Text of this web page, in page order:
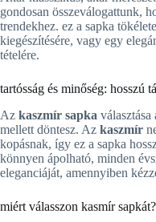
gondosan összeválogattunk,
trendekhez. ez a sapka
kiegészítésére, vagy egy
tételére.
tartósság és minőség: hosszú
Az kaszmír sapka
mellett döntesz. Az kaszmír
kopásnak, így ez a sapka
könnyen ápolható, minden
eleganciáját, amennyiben
miért válasszon kasmír sapkát?